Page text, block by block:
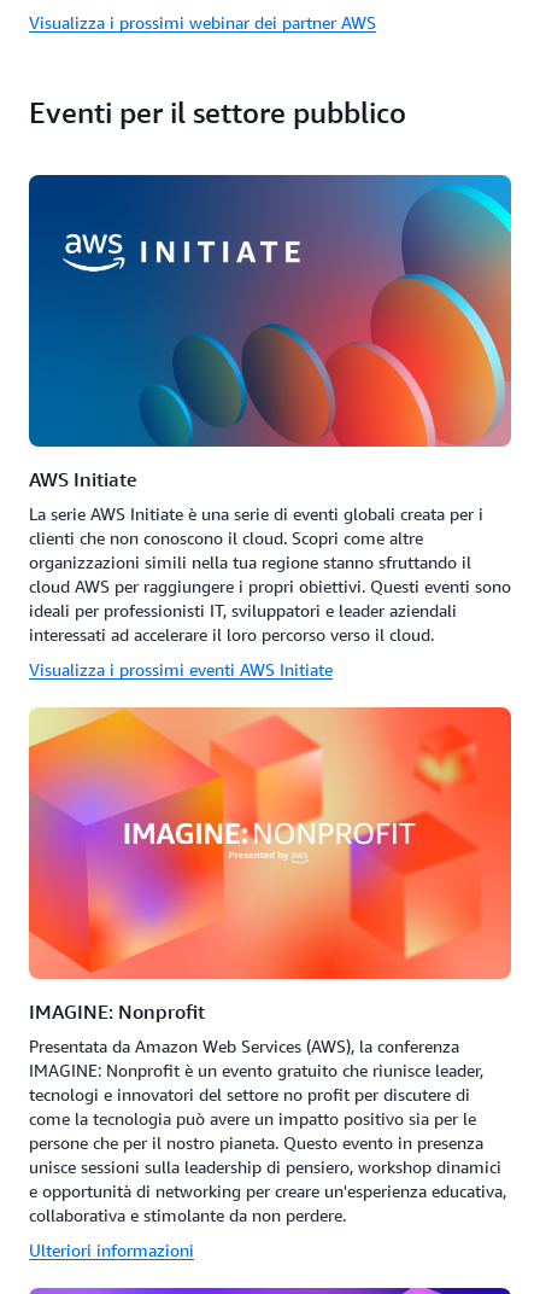
Visualizza i prossimi webinar dei partner AWS
Eventi per il settore pubblico
AWS Initiate
La serie AWS Initiate è una serie di eventi globali creata per i
clienti che non conoscono il cloud. Scopri come altre
organizzazioni simili nella tua regione stanno sfruttando il
cloud AWS per raggiungere i propri obiettivi. Questi eventi sono
ideali per professionisti IT, sviluppatori e leader aziendali
interessati ad accelerare il loro percorso verso il cloud.
Visualizza i prossimi eventi AWS Initiate
IMAGINE: Nonprofit
Presentata da Amazon Web Services (AWS), la conferenza
IMAGINE: Nonprofit è un evento gratuito che riunisce leader,
tecnologi e innovatori del settore no profit per discutere di
come la tecnologia può avere un impatto positivo sia per le
persone che per il nostro pianeta. Questo evento in presenza
unisce sessioni sulla leadership di pensiero, workshop dinamici
e opportunità di networking per creare un'esperienza educativa,
collaborativa e stimolante da non perdere.
Ulteriori informazioni